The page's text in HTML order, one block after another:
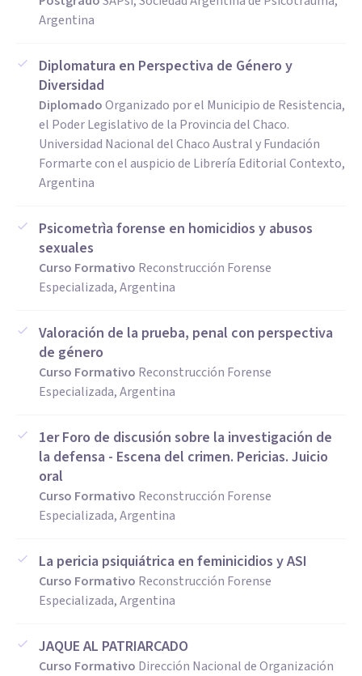
Argentina
Diplomatura en Perspectiva de Género y
Diversidad
DiplomadoOrganizado por el Municipio de Resistencia,
el Poder Legislativo de la Provincia del Chaco.
Universidad Nacional del Chaco Austral y Fundación
Formarte con el auspicio de Librería Editorial Contexto,
Argentina
Psicometrìa forense en homicidios y abusos
sexuales
Curso Formativo Reconstrucción Forense
Especializada, Argentina
Valoración de la prueba, penal con perspectiva
de género
Curso Formativo Reconstrucción Forense
Especializada, Argentina
1er Foro de discusión sobre la investigación de
la defensa - Escena del crimen. Pericias. Juicio
oral
Curso Formativo Reconstrucción Forense
Especializada, Argentina
La pericia psiquiátrica en feminicidios y ASI
Curso Formativo Reconstrucción Forense
Especializada, Argentina
JAQUE AL PATRIARCADO
Curso Formativo Dirección Nacional de Organización